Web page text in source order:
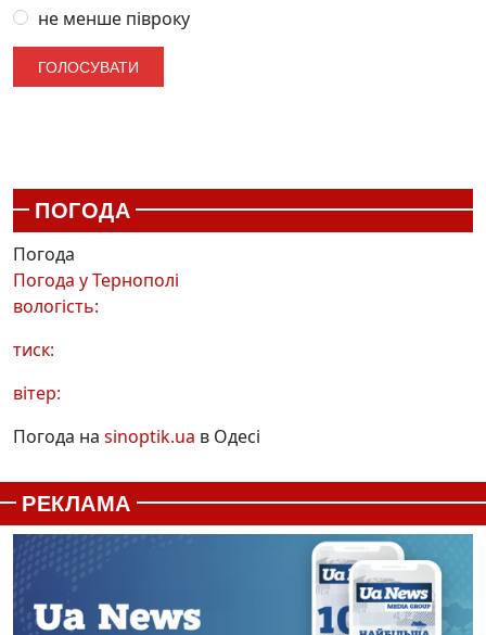
не менше півроку
ПОГОДА
Погода
Погода уТернополі
вологість:
тиск:
вітер:
Погода на sinoptik.ua в Одесі
РЕКЛАМА